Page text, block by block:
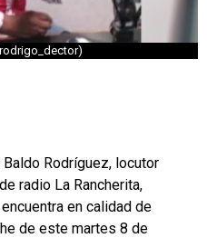
Baldo Rodríguez, locutor
radio La Rancherita,
en calidad de
de este martes 8 de